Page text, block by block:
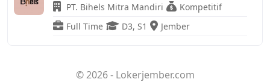
PT. Bihels Mitra Mandiri
Kompetitif
Full Time
D3, S1 Jember
© 2026 - Lokerjember.com